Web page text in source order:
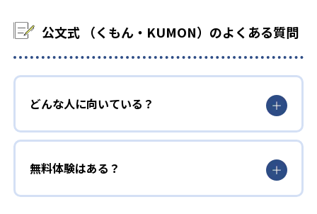
公文式 （くもん・KUMON）のよくある質問
どんな人に向いている？
無料体験はある？